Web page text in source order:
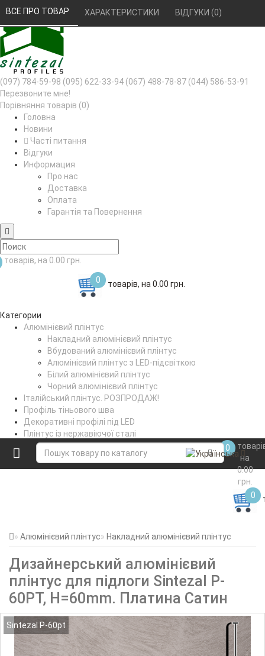
РУС УКР
(097) 784-59-98 (095) 622-33-94 (067) 488-78-87 (044) 586-53-91
Перезвоните мне!
Порівняння товарів (0)
Головна
Новини
Часті питання
Відгуки
Информация
Про нас
Доставка
Оплата
Гарантія та Повернення
товарів, на 0.00 грн.
0 товарів, на 0.00 грн.
Категории
Алюмінієвий плінтус
Накладний алюмінієвий плінтус
Вбудований алюмінієвий плінтус
Алюмінієвий плінтус з LED-підсвіткою
Білий алюмінієвий плінтус
Чорний алюмінієвий плінтус
Італійський плінтус. РОЗПРОДАЖ!
Профіль тіньового шва
Декоративні профілі під LED
Плінтус із нержавіючої сталі
Поріжки стикувальні
Коптильне вішало
0
на
0.00
грн.
0
Алюмінієвий плінтус Накладний алюмінієвий плінтус
Дизайнерський алюмінієвий
плінтус для підлоги Sintezal P-
60PT, H=60mm. Платина Сатин
ВСЕ ПРО ТОВАР ХАРАКТЕРИСТИКИ ВІДГУКИ (0)
Sintezal P-60pt